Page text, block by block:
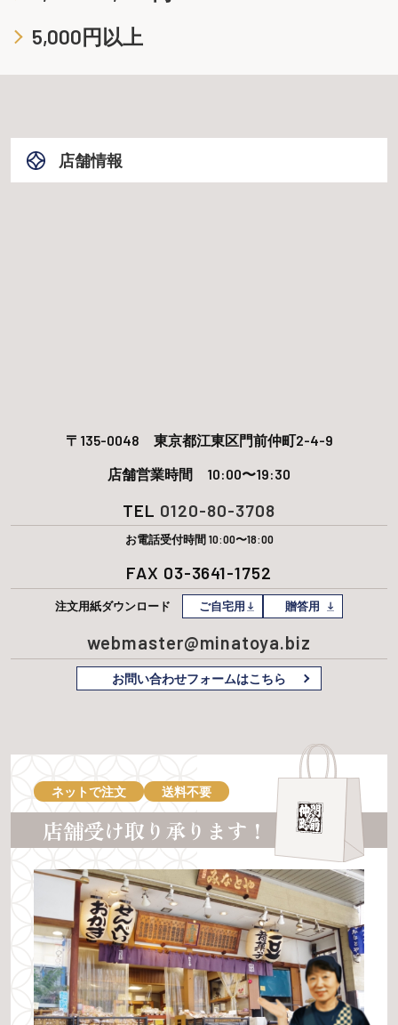
5,000円以上
店舗情報
〒135-0048 東京都江東区門前仲町2-4-9
店舗営業時間 10:00〜19:30
TEL 0120-80-3708
お電話受付時間 10:00〜18:00
FAX 03-3641-1752
注文用紙ダウンロード ご自宅用 贈答用
webmaster@minatoya.biz
お問い合わせフォームはこちら
ネットで注文 送料不要
店舗受け取り承ります！